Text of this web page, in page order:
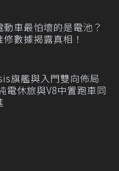
動車最怕壞的是電池？
修數據揭露真相！
旗艦與入門雙向佈局
電休旅與V8中置跑車同